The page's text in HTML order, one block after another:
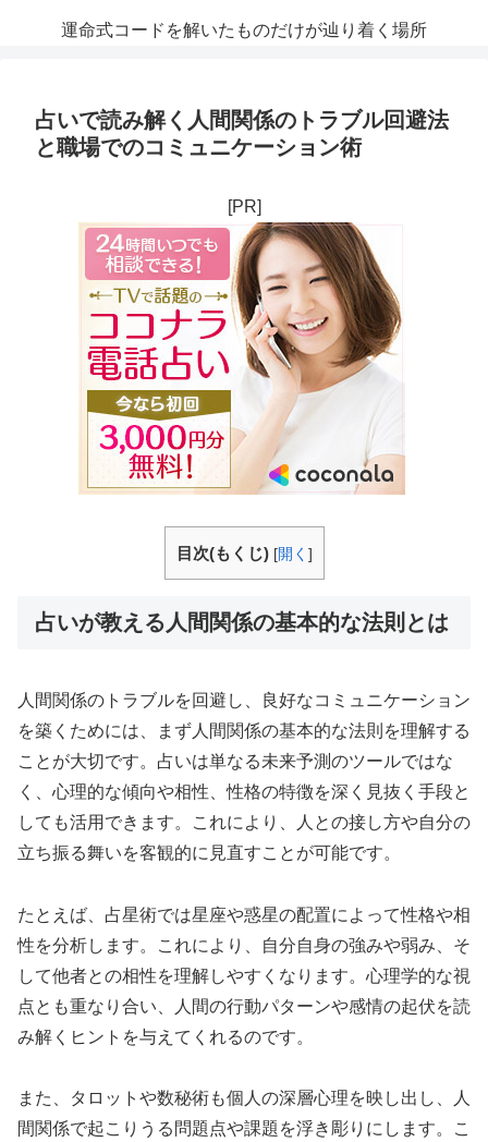
運命式コードを解いたものだけが辿り着く場所
占いで読み解く人間関係のトラブル回避法
と職場でのコミュニケーション術
[PR]
目次(もくじ) [開く ]
占いが教える人間関係の基本的な法則とは
人間関係のトラブルを回避し、良好なコミュニケーション
を築くためには、まず人間関係の基本的な法則を理解する
ことが大切です。占いは単なる未来予測のツールではな
く、心理的な傾向や相性、性格の特徴を深く見抜く手段と
しても活用できます。これにより、人との接し方や自分の
立ち振る舞いを客観的に見直すことが可能です。
たとえば、占星術では星座や惑星の配置によって性格や相
性を分析します。これにより、自分自身の強みや弱み、そ
して他者との相性を理解しやすくなります。心理学的な視
点とも重なり合い、人間の行動パターンや感情の起伏を読
み解くヒントを与えてくれるのです。
また、タロットや数秘術も個人の深層心理を映し出し、人
間関係で起こりうる問題点や課題を浮き彫りにします。こ